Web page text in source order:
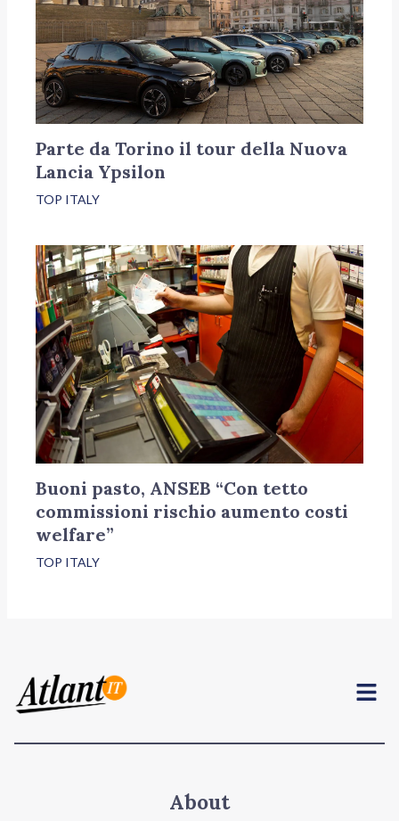
Parte da Torino il tour della Nuova
Lancia Ypsilon
TOP ITALY
Buoni pasto, ANSEB “Con tetto
commissioni rischio aumento costi
welfare”
TOP ITALY
Menu
About